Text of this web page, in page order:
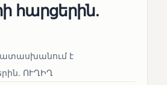
հարցերին․
է
ՈՒՂԻՂ